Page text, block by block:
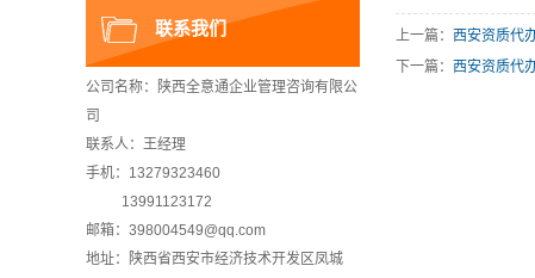
联系我们
公司名称：陕西全意通企业管理咨询有限公
司
联系人：王经理
手机：13279323460
13991123172
邮箱：398004549@qq.com
地址：陕西省西安市经济技术开发区凤城
上一篇： 西安资质代
下一篇： 西安资质代